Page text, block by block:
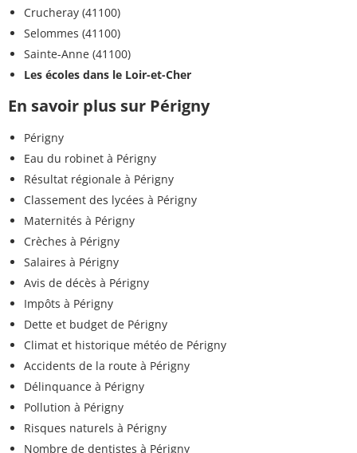
Crucheray (41100)
Selommes (41100)
Sainte-Anne (41100)
Les écoles dans le Loir-et-Cher
En savoir plus sur Périgny
Périgny
Eau du robinet à Périgny
Résultat régionale à Périgny
Classement des lycées à Périgny
Maternités à Périgny
Crèches à Périgny
Salaires à Périgny
Avis de décès à Périgny
Impôts à Périgny
Dette et budget de Périgny
Climat et historique météo de Périgny
Accidents de la route à Périgny
Délinquance à Périgny
Pollution à Périgny
Risques naturels à Périgny
Nombre de dentistes à Périgny